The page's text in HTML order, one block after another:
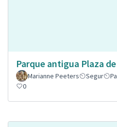
Parque antigua Plaza
Marianne Peeters
Segur
0